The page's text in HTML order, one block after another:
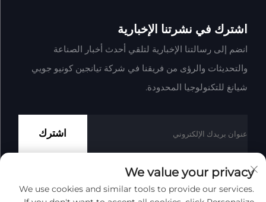
اشترك في نشرتنا الإخبارية
انضم إلى رسالتنا الإخبارية لتلقي أحدث أخبار الصناعة
والتحديثات والرؤى من فريقنا في شركة تيانجين كونيو جويي
شيانغ للتكنولوجيا المحدودة.
اشترك
حقوق النشر © شركة تيانجين كونيو جوي شيانغ للتكنولوجيا المحدودة
We value your privacy
We use cookies and similar tools to provide our services.